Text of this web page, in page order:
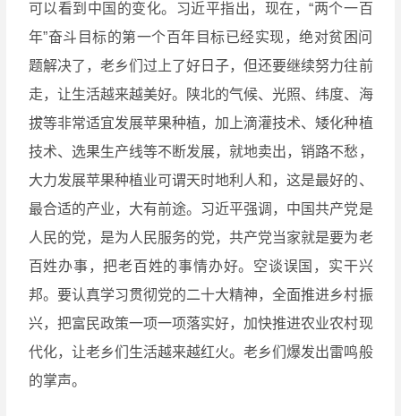
可以看到中国的变化。习近平指出，现在，“两个一百
年”奋斗目标的第一个百年目标已经实现，绝对贫困问
题解决了，老乡们过上了好日子，但还要继续努力往前
走，让生活越来越美好。陕北的气候、光照、纬度、海
拔等非常适宜发展苹果种植，加上滴灌技术、矮化种植
技术、选果生产线等不断发展，就地卖出，销路不愁，
大力发展苹果种植业可谓天时地利人和，这是最好的、
最合适的产业，大有前途。习近平强调，中国共产党是
人民的党，是为人民服务的党，共产党当家就是要为老
百姓办事，把老百姓的事情办好。空谈误国，实干兴
邦。要认真学习贯彻党的二十大精神，全面推进乡村振
兴，把富民政策一项一项落实好，加快推进农业农村现
代化，让老乡们生活越来越红火。老乡们爆发出雷鸣般
的掌声。